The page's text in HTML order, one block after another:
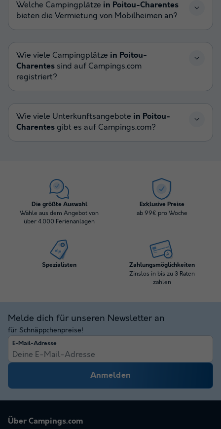
Welche Campingplätze in Poitou-Charentes
bieten die Vermietung von Mobilheimen an?
Wie viele Campingplätze in Poitou-
Charentes sind auf Campings.com
registriert?
Wie viele Unterkunftsangebote in Poitou-
Charentes gibt es auf Campings.com?
Die größte Auswahl
Wähle aus dem Angebot von
über 4.000 Ferienanlagen
Exklusive Preise
ab 99€ pro Woche
Spezialisten Zahlungsmöglichkeiten
Zinslos in bis zu 3 Raten
zahlen
Melde dich für unseren Newsletter an
für Schnäppchenpreise!
E-Mail-Adresse
Anmelden
Über Campings.com